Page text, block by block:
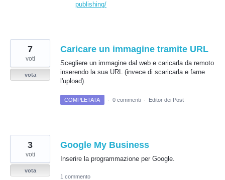
publishing/
Caricare un immagine tramite URL
Scegliere un immagine dal web e caricarla da remoto
inserendo la sua URL (invece di scaricarla e farne
l'upload).
7
voti
vota
COMPLETATA · 0 commenti · Editor dei Post
Google My Business
Inserire la programmazione per Google.
3
voti
vota
1 commento